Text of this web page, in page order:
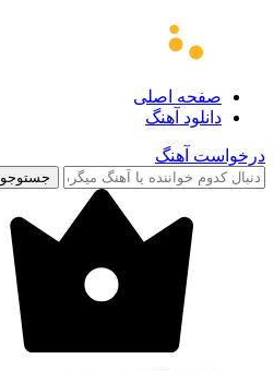
صفحه اصلی
دانلود آهنگ
درخواست آهنگ
جستوجو